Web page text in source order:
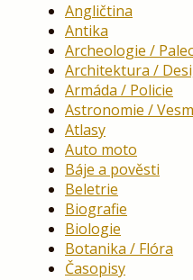
Angličtina
Antika
Archeologie /
Architektura /
Armáda / Policie
Astronomie /
Atlasy
Auto moto
Báje a pověsti
Beletrie
Biografie
Biologie
Botanika / Flóra
Časopisy